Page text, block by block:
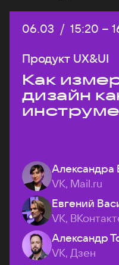
Дата:
06.03 / Начало:
15:20 –
Продукт UX&UI
Как
дизайн
Александра
VK, Mail.ru
Евгений
VK,
Александр
VK, Дзен